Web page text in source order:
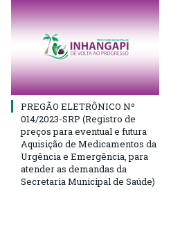
PREGÃO ELETRÔNICO Nº
014/2023-SRP (Registro de
preços para eventual e futura
Aquisição de Medicamentos da
Urgência e Emergência, para
atender as demandas da
Secretaria Municipal de Saúde)